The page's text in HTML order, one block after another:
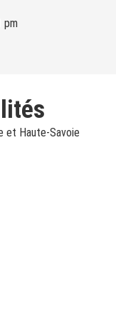
pm
et Haute-Savoie